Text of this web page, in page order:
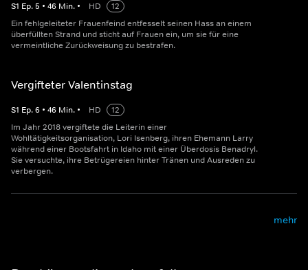
S1 Ep.5 • 46 Min. • HD
12
Ein fehlgeleiteter Frauenfeind entfesselt seinen Hass an einem
überfüllten Strand und sticht auf Frauen ein, um sie für eine
vermeintliche Zurückweisung zu bestrafen.
Vergifteter Valentinstag
S1 Ep.6 • 46 Min. • HD
12
Im Jahr 2018 vergiftete die Leiterin einer
Wohltätigkeitsorganisation, Lori Isenberg, ihren Ehemann Larry
während einer Bootsfahrt in Idaho mit einer Überdosis Benadryl.
Sie versuchte, ihre Betrügereien hinter Tränen und Ausreden zu
verbergen.
mehr